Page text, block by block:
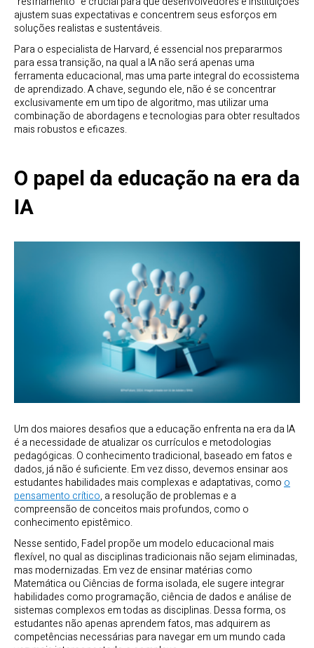
ajustem suas expectativas e concentrem seus esforços em
soluções realistas e sustentáveis.
Para o especialista de Harvard, é essencial nos prepararmos
para essa transição, na qual a IA não será apenas uma
ferramenta educacional, mas uma parte integral do ecossistema
de aprendizado. A chave, segundo ele, não é se concentrar
exclusivamente em um tipo de algoritmo, mas utilizar uma
combinação de abordagens e tecnologias para obter resultados
mais robustos e eficazes.
O papel da educação na era da
IA
Um dos maiores desafios que a educação enfrenta na era da IA
é a necessidade de atualizar os currículos e metodologias
pedagógicas. O conhecimento tradicional, baseado em fatos e
dados, já não é suficiente. Em vez disso, devemos ensinar aos
estudantes habilidades mais complexas e adaptativas, comoo
pensamento crítico, a resolução de problemas e a
compreensão de conceitos mais profundos, como o
conhecimento epistêmico.
Nesse sentido, Fadel propõe um modelo educacional mais
flexível, no qual as disciplinas tradicionais não sejam eliminadas,
mas modernizadas. Em vez de ensinar matérias como
Matemática ou Ciências de forma isolada, ele sugere integrar
habilidades como programação, ciência de dados e análise de
sistemas complexos em todas as disciplinas. Dessa forma, os
estudantes não apenas aprendem fatos, mas adquirem as
competências necessárias para navegar em um mundo cada